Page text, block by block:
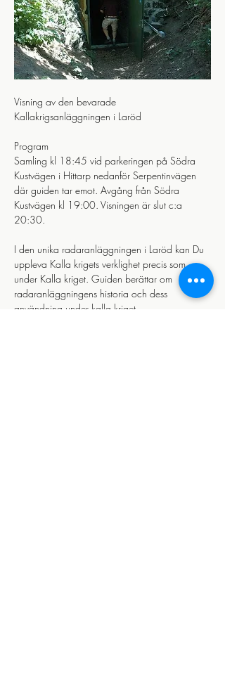
Visning av den bevarade
Kallakrigsanläggningen i Laröd
Program
Samling kl 18:45 vid parkeringen på Södra
Kustvägen i Hittarp nedanför Serpentinvägen
där guiden tar emot. Avgång från Södra
Kustvägen kl 19:00. Visningen är slut c:a
20:30.
I den unika radaranläggningen i Laröd kan Du
uppleva Kalla krigets verklighet precis som
under Kalla kriget. Guiden berättar om
radaranläggningens historia och dess
användning under kalla kriget.